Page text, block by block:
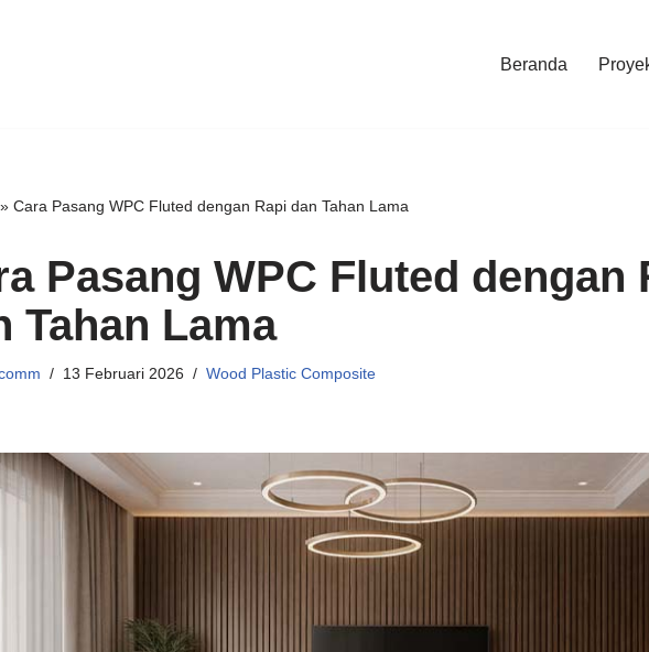
Beranda
» Cara Pasang WPC Fluted dengan Rapi dan Tahan Lama
Pasang WPC Fluted dengan
Tahan Lama
13 Februari 2026 Wood Plastic Composite